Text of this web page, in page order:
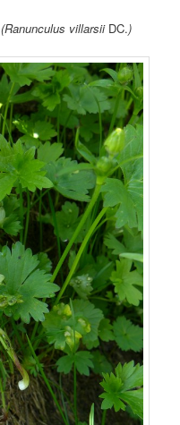
(Ranunculus villarsii DC.)